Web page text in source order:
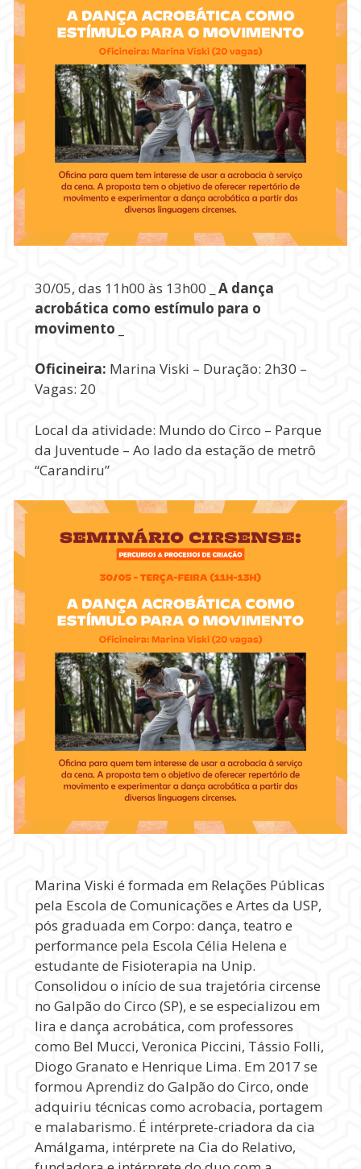
30/05, das 11h00 às 13h00 _
A dança
acrobática como estímulo para o
movimento _
Oficineira: Marina Viski – Duração: 2h30 –
Vagas: 20
Local da atividade: Mundo do Circo – Parque
da Juventude – Ao lado da estação de metrô
“Carandiru”
Marina Viski é formada em Relações Públicas
pela Escola de Comunicações e Artes da USP,
pós graduada em Corpo: dança, teatro e
performance pela Escola Célia Helena e
estudante de Fisioterapia na Unip.
Consolidou o início de sua trajetória circense
no Galpão do Circo (SP), e se especializou em
lira e dança acrobática, com professores
como Bel Mucci, Veronica Piccini, Tássio Folli,
Diogo Granato e Henrique Lima. Em 2017 se
formou Aprendiz do Galpão do Circo, onde
adquiriu técnicas como acrobacia, portagem
e malabarismo. É intérprete-criadora da cia
Amálgama, intérprete na Cia do Relativo,